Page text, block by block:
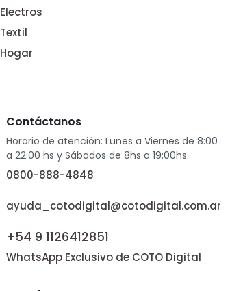
Electros
Textil
Hogar
Contáctanos
Horario de atención: Lunes a Viernes de 8:00
a 22:00 hs y Sábados de 8hs a 19:00hs.
0800-888-4848
ayuda_cotodigital@cotodigital.com.ar
+54 9 1126412851
WhatsApp Exclusivo de COTO Digital